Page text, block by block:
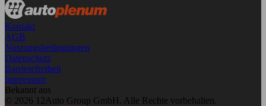
Kontakt
AGB
Nutzungsbedingungen
Datenschutz
Barrierefreiheit
Impressum
Bekannt aus
© 2026 12Auto Group GmbH. Alle Rechte vorbehalten.